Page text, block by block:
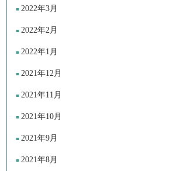
2022年3月
2022年2月
2022年1月
2021年12月
2021年11月
2021年10月
2021年9月
2021年8月